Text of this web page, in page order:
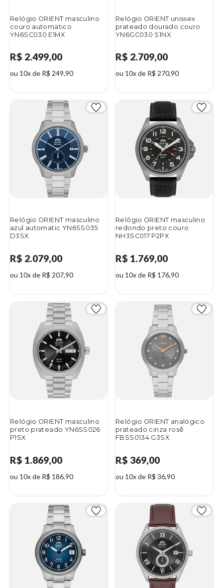
Relógio ORIENT masculino
couro automatico
YN6SC030 E1MX
R$ 2.499,00
ou 10x de R$ 249,90
Relógio ORIENT unissex
prateado dourado couro
YN6GC030 S1NX
R$ 2.709,00
ou 10x de R$ 270,90
Relógio ORIENT masculino
azul automatic YN6SS035
D3SX
R$ 2.079,00
ou 10x de R$ 207,90
Relógio ORIENT masculino
redondo preto couro
NH3SC017 P2PX
R$ 1.769,00
ou 10x de R$ 176,90
Relógio ORIENT masculino
preto prateado YN6SS026
P1SX
R$ 1.869,00
ou 10x de R$ 186,90
Relógio ORIENT analógico
prateado cinza rosê
FBSS0134 G3SX
R$ 369,00
ou 10x de R$ 36,90